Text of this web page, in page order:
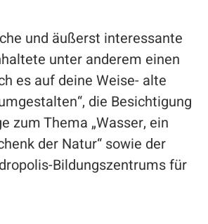
und äußerst interessante
unter anderem einen
es auf deine Weise- alte
die Besichtigung
zum Thema „Wasser, ein
der Natur“ sowie der
Bildungszentrums für